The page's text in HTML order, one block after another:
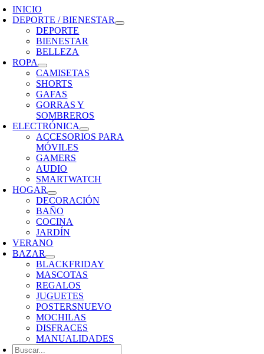
INICIO
DEPORTE / BIENESTAR
DEPORTE
BIENESTAR
BELLEZA
ROPA
CAMISETAS
SHORTS
GAFAS
GORRAS Y
SOMBREROS
ELECTRÓNICA
ACCESORIOS PARA
MÓVILES
GAMERS
AUDIO
SMARTWATCH
HOGAR
DECORACIÓN
BAÑO
COCINA
JARDÍN
VERANO
BAZAR
BLACKFRIDAY
MASCOTAS
REGALOS
JUGUETES
POSTERSNUEVO
MOCHILAS
DISFRACES
MANUALIDADES
Buscar: